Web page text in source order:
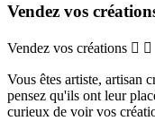
Vendez vos
Vendez vos créations  
Vous êtes artiste, artisan
pensez qu'ils ont leur
curieux de voir vos